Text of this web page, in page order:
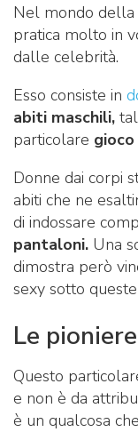
Nel mondo della
pratica molto in
dalle celebrità.
Esso consiste in
abiti maschili,
particolare
Donne dai corpi
abiti che ne
di indossare
pantaloni. Una
dimostra però
sexy sotto
Le
Questo
e non è da
è un qualcosa